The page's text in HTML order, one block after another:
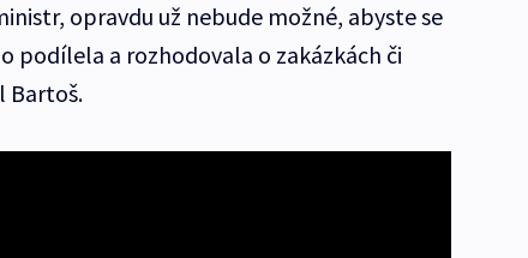
opravdu už nebude možné, abyste se
podílela a rozhodovala o zakázkách či
Bartoš.